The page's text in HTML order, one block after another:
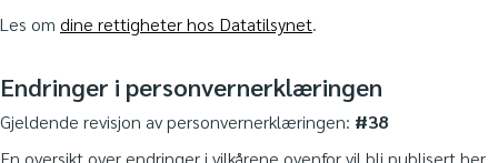
Les om dine rettigheter hos Datatilsynet.
Endringer i personvernerklæringen
Gjeldende revisjon av personvernerklæringen: #38
En oversikt over endringer i vilkårene ovenfor vil bli publisert her.